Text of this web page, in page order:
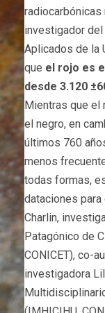
radiocarbónicas
investigador
Aplicados de la
que el rojo es
desde 3.120
Mientras que el
el negro, en
últimos 760
menos
todas formas,
dataciones para
Charlin,
Patagónico de
CONICET), co-
investigadora